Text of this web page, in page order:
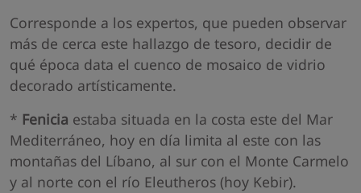
Corresponde a los expertos, que pueden observar
más de cerca este hallazgo de tesoro, decidir de
qué época data el cuenco de mosaico de vidrio
decorado artísticamente.
* Fenicia estaba situada en la costa este del Mar
Mediterráneo, hoy en día limita al este con las
montañas del Líbano, al sur con el Monte Carmelo
y al norte con el río Eleutheros (hoy Kebir).